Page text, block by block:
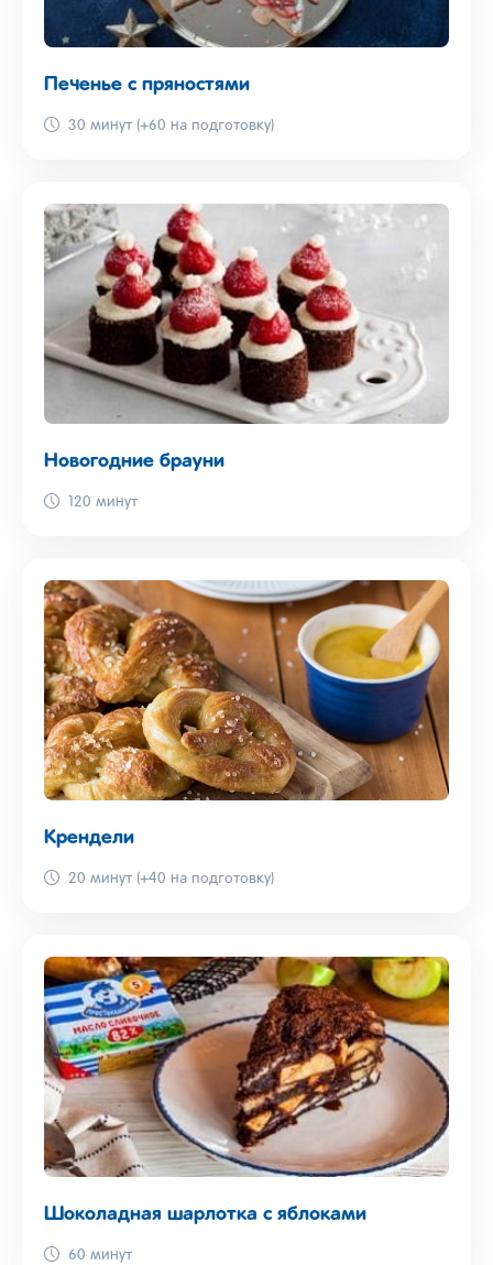
Печенье с пряностями
30 минут (+60 на подготовку)
Новогодние брауни
120 минут
Крендели
20 минут (+40 на подготовку)
Шоколадная шарлотка с яблоками
60 минут